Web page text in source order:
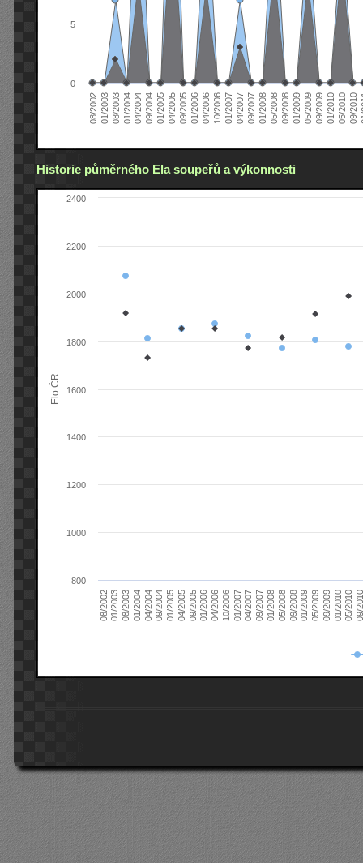
08/200201/200308/200301/200404/200409/200401/200504/200509/200501/200604/200610/200601/200704/200709/200701/200805/200809/200801/200905/200909/200901/201005/201009/2010
0
5
Historie půměrného Ela soupeřů a výkonnosti
Elo ČR
08/200201/200308/200301/200404/200409/200401/200504/200509/200501/200604/200610/200601/200704/200709/200701/200805/200809/200801/200905/200909/200901/201005/201009/
800
1000
1200
1400
1600
1800
2000
2200
2400